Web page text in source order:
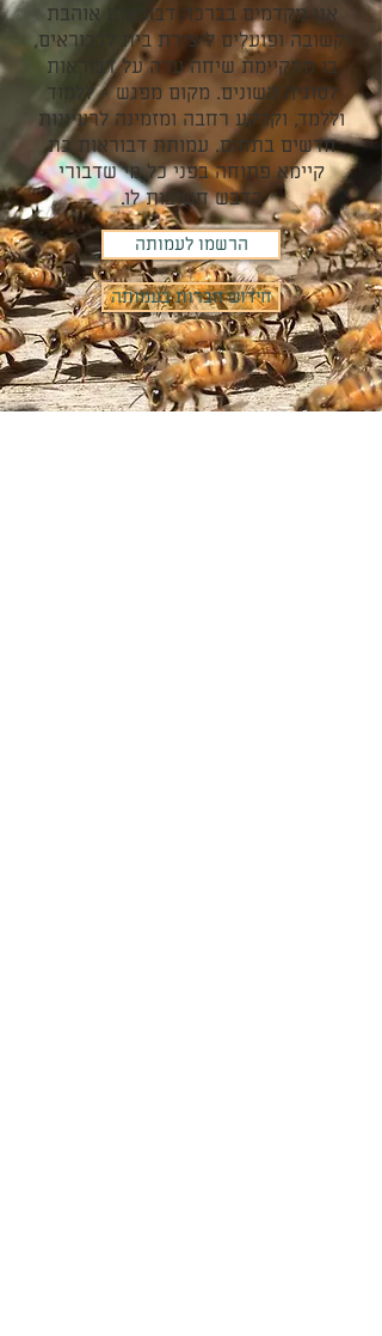
אנו מקדמים בברכה דבוראות אוהבת
וקשובה ופועלים ליצירת בית לדבוראים,
בו מתקיימת שיחה ערה על דבוראות
לסוגיה השונים. מקום מפגש - ללמוד
וללמד, וקרקע רחבה ומזמינה לרעיונות
חדשים בתחום. עמותת דבוראות בת
קיימא פתוחה בפני כל מי שדבורי
הדבש חשובות לו.
הרשמו לעמותה
חידוש חברות בעמותה